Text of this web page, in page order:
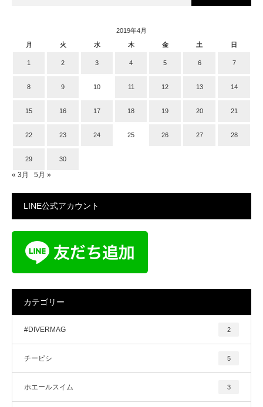
2019年4月
月
火 水 木 金 土 日
1 2 3 4 5 6 7
8 9 10 11 12 13 14
15 16 17 18 19 20 21
22 23 24 25 26 27 28
29 30
« 3月 5月 »
LINE公式アカウント
カテゴリー
#DIVERMAG 2
チービシ 5
ホエールスイム 3